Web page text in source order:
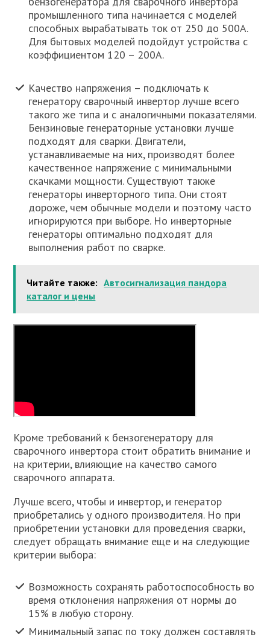
промышленного типа начинается с моделей
способных вырабатывать ток от 250 до 500А.
Для бытовых моделей подойдут устройства с
коэффициентом 120 – 200А.
Качество напряжения – подключать к
генератору сварочный инвертор лучше всего
такого же типа и с аналогичными показателями.
Бензиновые генераторные установки лучше
подходят для сварки. Двигатели,
устанавливаемые на них, производят более
качественное напряжение с минимальными
скачками мощности. Существуют также
генераторы инверторного типа. Они стоят
дороже, чем обычные модели и поэтому часто
игнорируются при выборе. Но инверторные
генераторы оптимально подходят для
выполнения работ по сварке.
Читайте также: Автосигнализация пандора
каталог и цены
Кроме требований к бензогенератору для
сварочного инвертора стоит обратить внимание и
на критерии, влияющие на качество самого
сварочного аппарата.
Лучше всего, чтобы и инвертор, и генератор
приобретались у одного производителя. Но при
приобретении установки для проведения сварки,
следует обращать внимание еще и на следующие
критерии выбора:
Возможность сохранять работоспособность во
время отклонения напряжения от нормы до
15% в любую сторону.
Минимальный запас по току должен составлять